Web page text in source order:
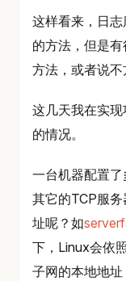
这样看来，日
的方法，但是
方法，或者说不
这几天我在实
的情况。
一台机器配置
其它的TCP服
址呢？如
下，Linux会依
子网的本地地